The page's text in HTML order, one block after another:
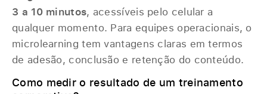
3 a 10 minutos, acessíveis pelo celular a
qualquer momento. Para equipes operacionais, o
microlearning tem vantagens claras em termos
de adesão, conclusão e retenção do conteúdo.
Como medir o resultado de um treinamento